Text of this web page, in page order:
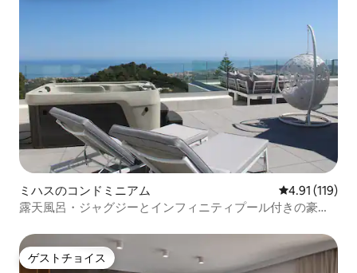
ミハスのコンドミニアム レビュー119
4.91 (119)
露天風呂・ジャグジーとインフィニティプール付きの豪華
ゲストチョイス
ゲストチョイス